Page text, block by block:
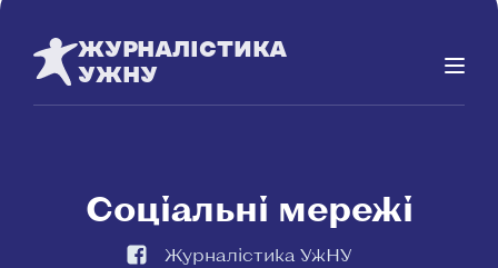
ЖУРНАЛІСТИКА
УЖНУ
Соціальні мережі
Журналістика УжНУ